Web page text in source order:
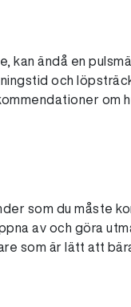
kan ändå en
och
om
som du måste
av och göra
som är lätt att